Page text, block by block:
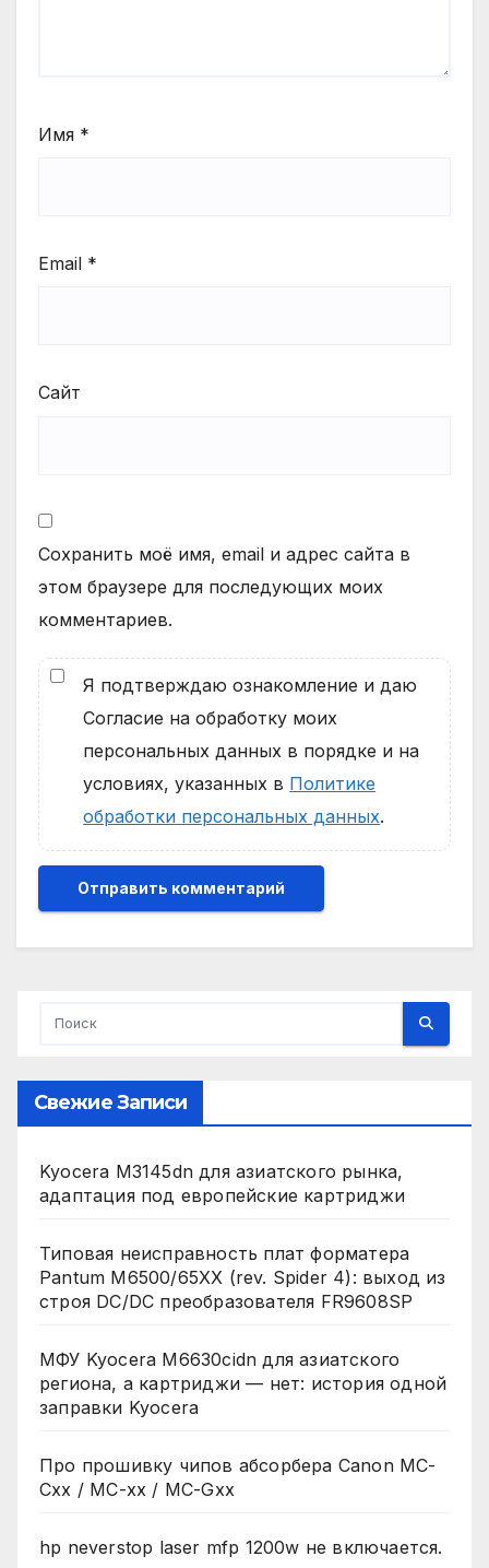
Имя *
Email *
Сайт
Сохранить моё имя, email и адрес сайта в
этом браузере для последующих моих
комментариев.
Я подтверждаю ознакомление и даю
Согласие на обработку моих
персональных данных в порядке и на
условиях, указанных в Политике
обработки персональных данных.
Свежие Записи
Kyocera M3145dn для азиатского рынка,
адаптация под европейские картриджи
Типовая неисправность плат форматера
Pantum M6500/65XX (rev. Spider 4): выход из
строя DC/DC преобразователя FR9608SP
МФУ Kyocera M6630cidn для азиатского
региона, а картриджи — нет: история одной
заправки Kyocera
Про прошивку чипов абсорбера Canon MC-
Cxx / MC-xx / MC-Gxx
hp neverstop laser mfp 1200w не включается.